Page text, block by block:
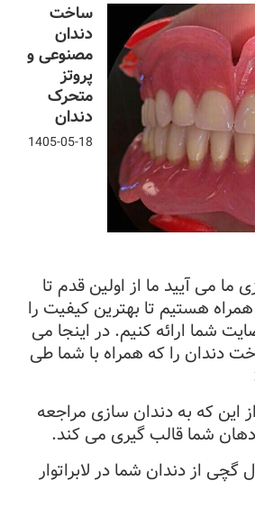
ساخت
دندان
مصنوعی و
پروتز
متحرک
دندان
1405-05-18
ما می آیید ما از اولین قدم تا
هستیم تا بهترین کیفیت را
شما ارائه کنیم. در اینجا می
دندان را که همراه با شما طی
این که به دندان سازی مراجعه
شما قالب گیری می کند.
از دندان شما در لابراتوار